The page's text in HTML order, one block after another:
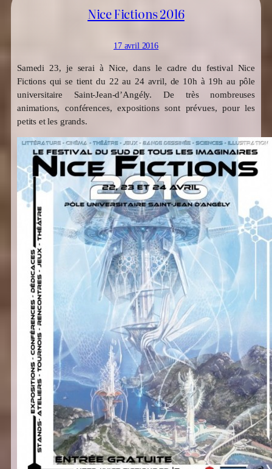
Nice Fictions 2016
17 avril 2016
Samedi 23, je serai à Nice, dans le cadre du festival Nice
Fictions qui se tient du 22 au 24 avril, de 10h à 19h au pôle
universitaire Saint-Jean-d’Angély. De très nombreuses
animations, conférences, expositions sont prévues, pour les
petits et les grands.